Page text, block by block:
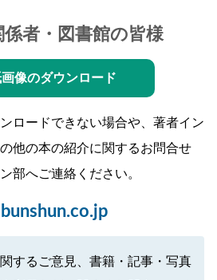
者・図書館の皆様
像のダウンロード
ロードできない場合や、著者イン
他の本の紹介に関するお問合せ
部へご連絡ください。
するご意見、書籍・記事・写真